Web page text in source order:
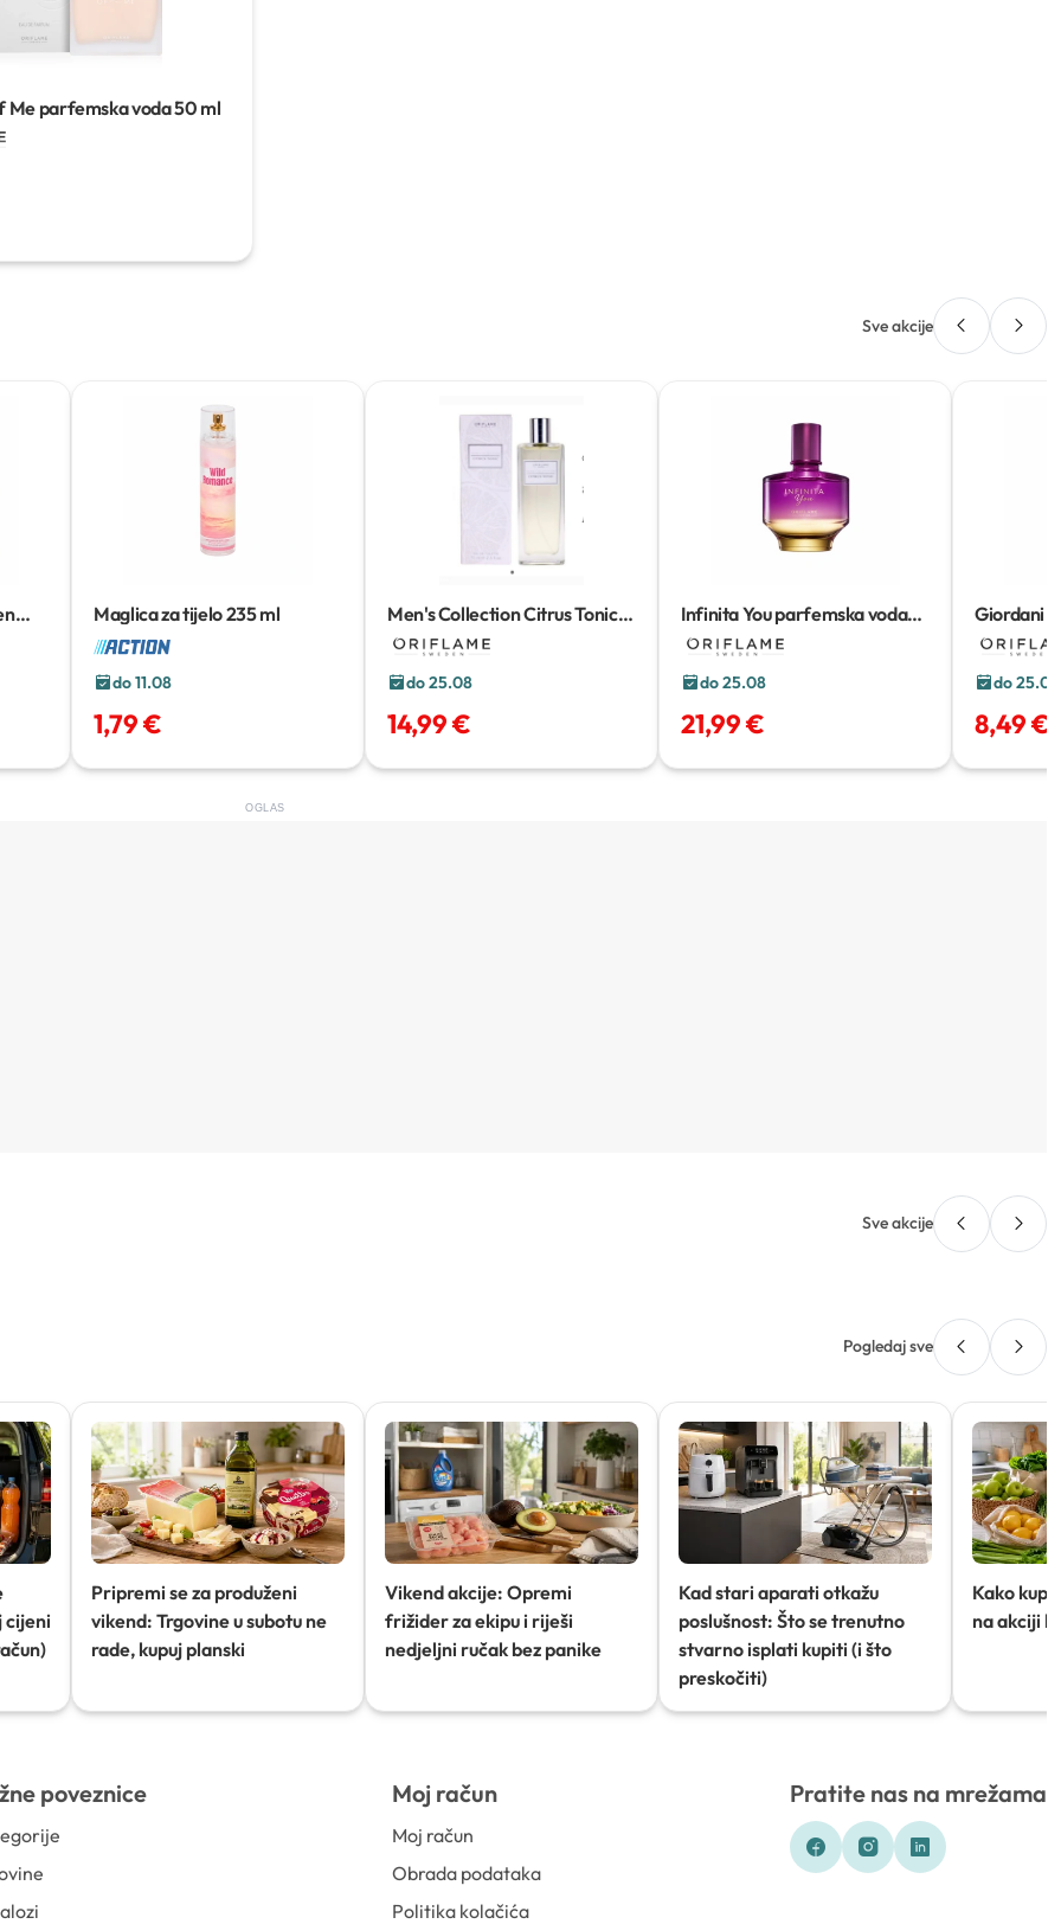
Me parfemska voda50 ml
Sve akcije
Maglica za tijelo235 ml
do 11.08
1,79 €
Men's Collection Citrus Tonic
toaletna voda
do 25.08
14,99 €
Infinita You parfemska voda
50 ml
do 25.08
21,99 €
Giordani
Supreme
kosu 100
do 25.08
8,49 €
OGLAS
Sve akcije
Pogledaj sve
cijeni
Pripremi se za produženi
vikend: Trgovine u subotu ne
rade, kupuj planski
Vikend akcije: Opremi
frižider za ekipu i riješi
nedjeljni ručak bez panike
Kad stari aparati otkažu
poslušnost: Što se trenutno
stvarno isplati kupiti (i što
preskočiti)
Kako
na akciji
poveznice Moj račun
Moj račun
Obrada podataka
Politika kolačića
Pratite nas na mrežama